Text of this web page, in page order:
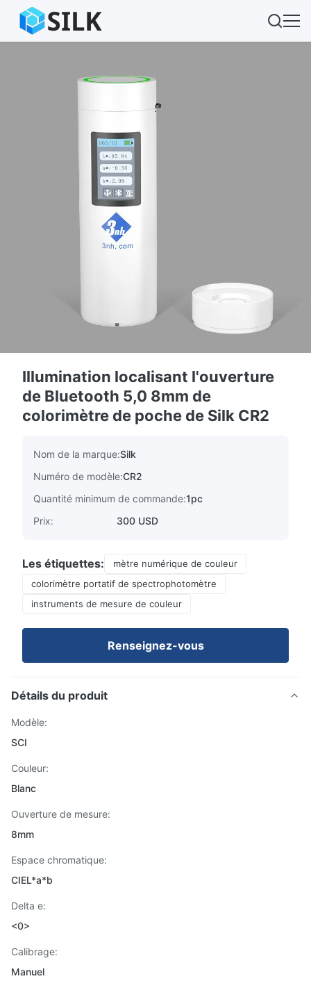
Illumination localisant l'ouverture
de Bluetooth 5,0 8mm de
colorimètre de poche de Silk CR2
Nom de la marque:Silk
Numéro de modèle:CR2
Quantité minimum de commande:1pc
Prix:
300 USD
Les étiquettes:
mètre numérique de couleur
colorimètre portatif de spectrophotomètre
instruments de mesure de couleur
Renseignez-vous
Détails du produit
Modèle:
SCI
Couleur:
Blanc
Ouverture de mesure:
8mm
Espace chromatique:
CIEL*a*b
Delta e:
<0>
Calibrage:
Manuel